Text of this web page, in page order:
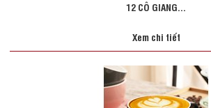
12 CÔ GIANG...
Xem chi tiết